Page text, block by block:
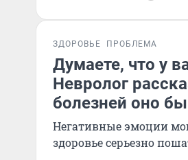
ЗДОРОВЬЕ ПРОБЛЕМА
Думаете, что у
Невролог
болезней оно
Негативные эмоции
здоровье серьезно